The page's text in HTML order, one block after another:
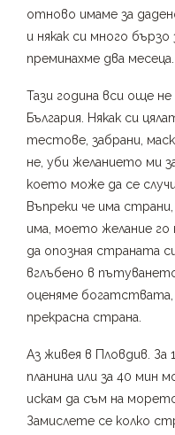
отново имаме за
и някак си много бързо
преминахме два месеца.
Тази година вси още
България. Някак си
тестове, забрани,
не, уби желанието ми
което може да се
Въпреки че има
има, моето желание
да опозная страната
вглъбено в
оценяме
прекрасна страна.
Аз живея в Пловдив. За
планина или за 40 мин
искам да съм на
Замислете се колко